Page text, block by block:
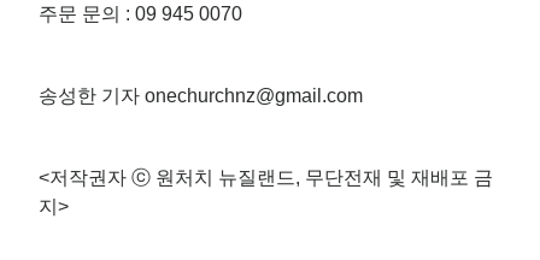
주문 문의 : 09 945 0070
송성한 기자 onechurchnz@gmail.com
<저작권자 ⓒ 원처치 뉴질랜드, 무단전재 및 재배포 금
지>